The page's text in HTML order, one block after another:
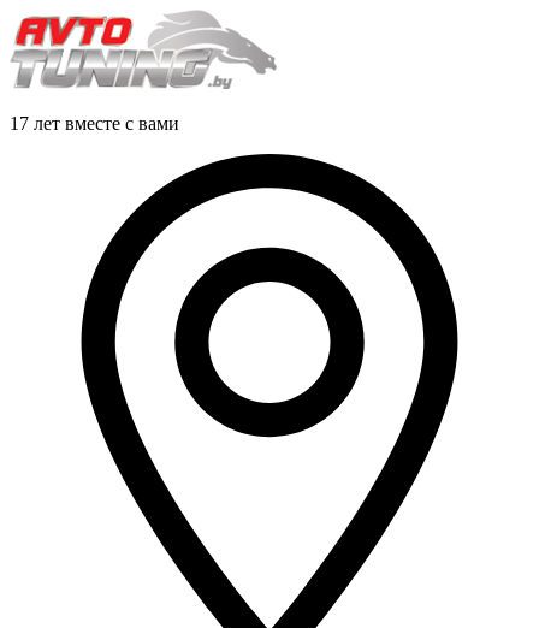
17 лет вместе с вами